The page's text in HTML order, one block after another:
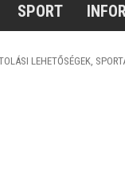
SPORT
LEHETŐSÉGEK,